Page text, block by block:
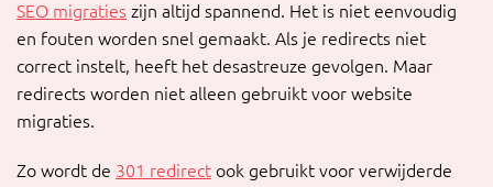
SEO migraties zijn altijd spannend. Het is niet eenvoudig
en fouten worden snel gemaakt. Als je redirects niet
correct instelt, heeft het desastreuze gevolgen. Maar
redirects worden niet alleen gebruikt voor website
migraties.
Zo wordt de 301 redirect ook gebruikt voor verwijderde